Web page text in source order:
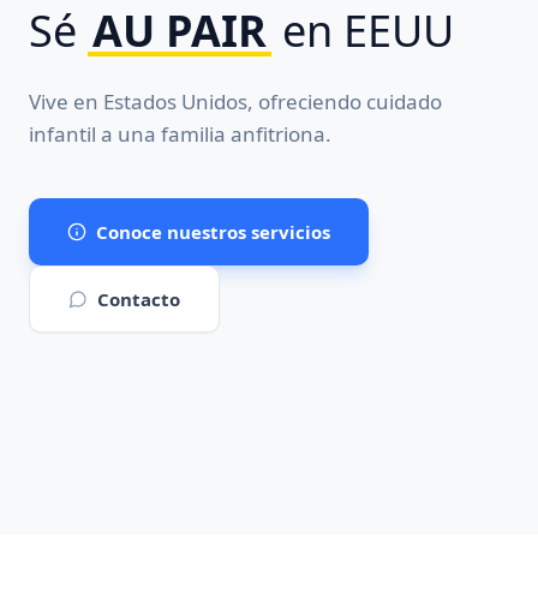
Sé AU PAIR en EEUU
Vive en Estados Unidos, ofreciendo cuidado
infantil a una familia anfitriona.
Conoce nuestros servicios
Contacto